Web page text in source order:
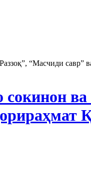
“Масчиди савр”